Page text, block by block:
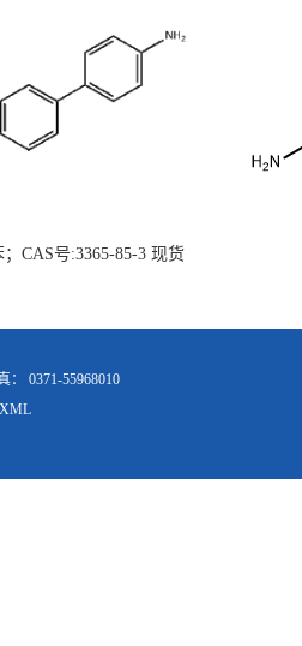
CAS号:3365-85-3 现货
： 0371-55968010
XML